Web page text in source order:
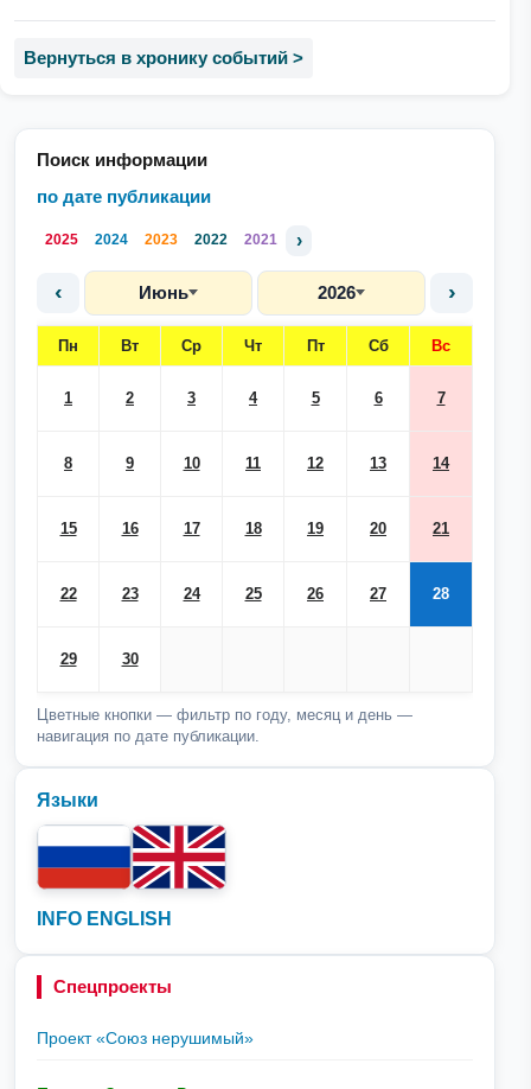
Поиск информации
по дате публикации
2025 2024 2023 2022 2021 ›
‹ Июнь 2026 ›
Пн Вт Ср Чт Пт Сб Вс
1 2 3 4 5 6 7
8 9 10 11 12 13 14
15 16 17 18 19 20 21
22 23 24 25 26 27 28
29 30
Цветные кнопки — фильтр по году, месяц и день —
навигация по дате публикации.
Языки
INFO ENGLISH
Спецпроекты
Проект «Союз нерушимый»
Вернуться в хронику событий >